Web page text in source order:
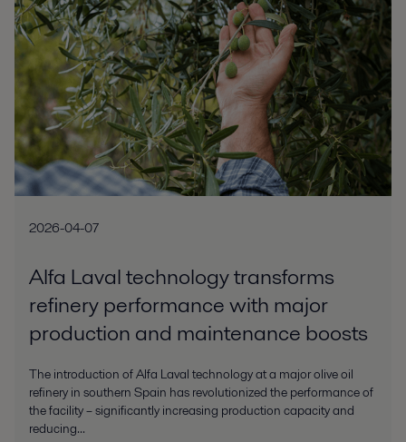
2026-04-07
Alfa Laval technology transforms
refinery performance with major
production and maintenance boosts
The introduction of Alfa Laval technology at a major olive oil
refinery in southern Spain has revolutionized the performance of
the facility – significantly increasing production capacity and
reducing...